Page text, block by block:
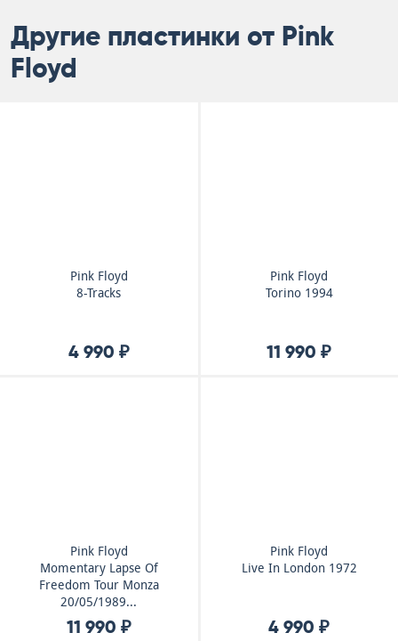
Другие пластинки от Pink
Floyd
Pink Floyd
8-Tracks
4 990 ₽
Pink Floyd
Torino 1994
11 990 ₽
Pink Floyd
Momentary Lapse Of
Freedom Tour Monza
20/05/1989...
11 990 ₽
Pink Floyd
Live In London 1972
4 990 ₽